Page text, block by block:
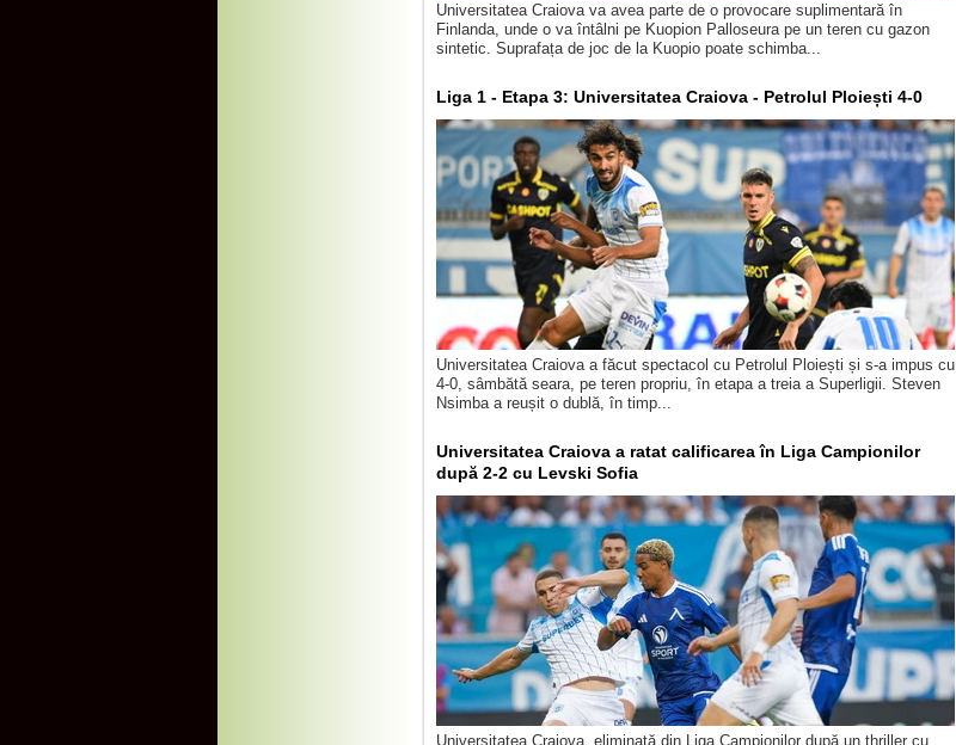
Universitatea Craiova va avea parte de o provocare suplimentară în
Finlanda, unde o va întâlni pe Kuopion Palloseura pe un teren cu gazon
sintetic. Suprafața de joc de la Kuopio poate schimba...
Liga 1 - Etapa 3: Universitatea Craiova - Petrolul Ploiești 4-0
Universitatea Craiova a făcut spectacol cu Petrolul Ploiești și s-a impus cu
4-0, sâmbătă seara, pe teren propriu, în etapa a treia a Superligii. Steven
Nsimba a reușit o dublă, în timp...
Universitatea Craiova a ratat calificarea în Liga Campionilor
după 2-2 cu Levski Sofia
Universitatea Craiova, eliminată din Liga Campionilor după un thriller cu